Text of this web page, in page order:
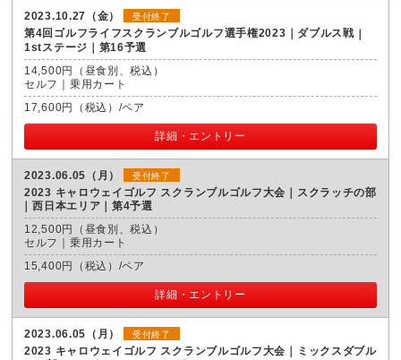
2023.10.27（金） 受付終了
第4回ゴルフライフスクランブルゴルフ選手権2023｜ダブルス戦
1stステージ｜第16予選
14,500円（昼食別、税込）
セルフ｜乗用カート
17,600円（税込）/ペア
詳細・エントリー
2023.06.05（月） 受付終了
2023 キャロウェイゴルフ スクランブルゴルフ大会｜スクラッチの部
西日本エリア｜第4予選
12,500円（昼食別、税込）
セルフ｜乗用カート
15,400円（税込）/ペア
詳細・エントリー
2023.06.05（月） 受付終了
2023 キャロウェイゴルフ スクランブルゴルフ大会｜ミックスダブル